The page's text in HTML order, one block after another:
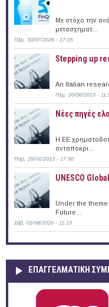
Με στόχο την
μετασχηματ...
Πέμ, 30/07/2026 - 17:05
Stepping up
An Italian
Πέμ, 20/06/2013 -
Νέες πηγές
Η ΕΕ
ανταποκρι...
Παρ, 25/01/2013 - 17:50
UNESCO
Under the
Future...
Σάβ, 01/08/2026 - 11:13
ΕΠΑΓΓΕΛΜΑΤΙΚΉ